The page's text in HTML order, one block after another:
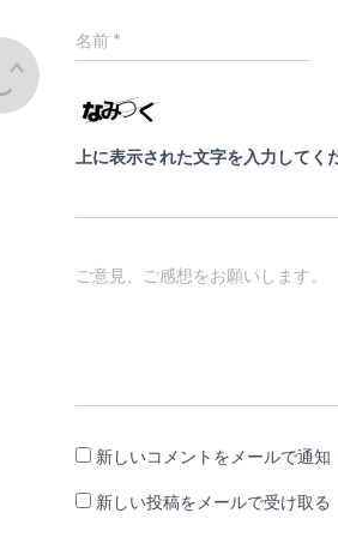
名前 *
上に表示された文字を入力してく
ご意見、ご感想をお願いします。
新しいコメントをメールで通知
新しい投稿をメールで受け取る